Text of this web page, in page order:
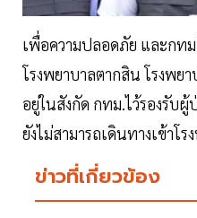
เพื่อความปลอดภัย และกทม
โรงพยาบาลตากสิน โรงพย
อยู่ในสังกัด กทม.ไว้รองรับ
ยังไม่สามารถเดินทางเข้าโ
ข่าวที่เกี่ยวข้อง